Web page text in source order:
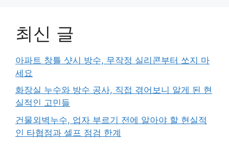
최신 글
아파트 창틀 샷시 방수, 무작정 실리콘부터 쏘지 마
세요
화장실 누수와 방수 공사, 직접 겪어보니 알게 된 현
실적인 고민들
건물외벽누수, 업자 부르기 전에 알아야 할 현실적
인 타협점과 셀프 점검 한계